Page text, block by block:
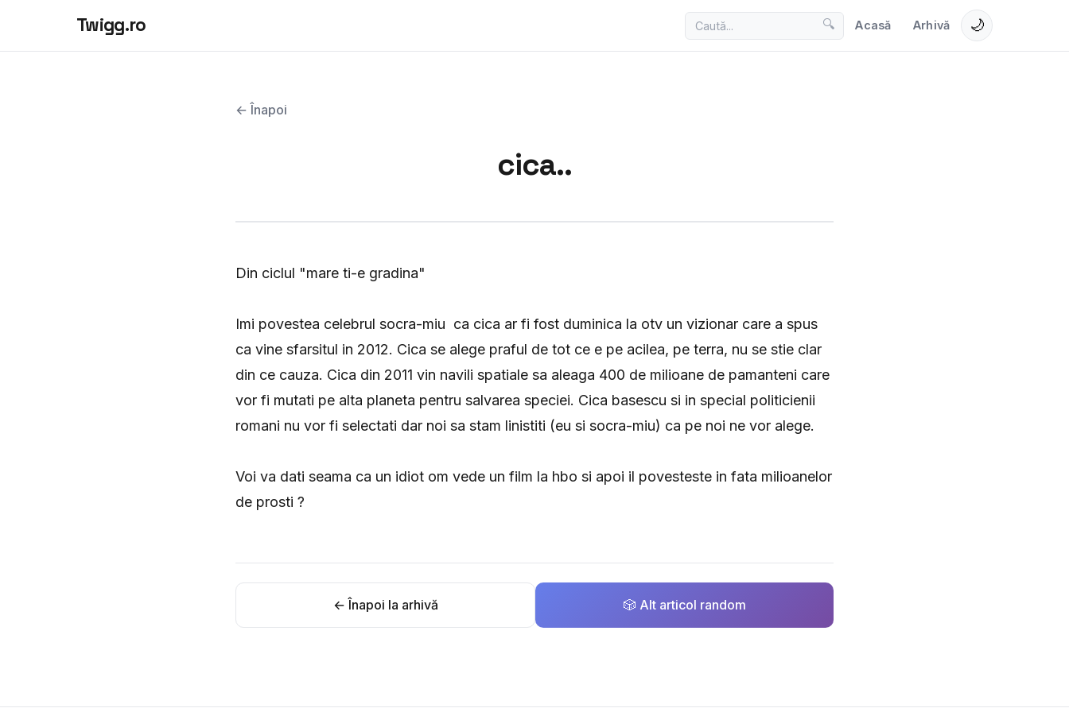
Twigg.ro 🔍 Acasă Arhivă 🌙
← Înapoi
cica..
Din ciclul "mare ti-e gradina"
Imi povestea celebrul socra-miu ca cica ar fi fost duminica la otv un vizionar care a spus
ca vine sfarsitul in 2012. Cica se alege praful de tot ce e pe acilea, pe terra, nu se stie clar
din ce cauza. Cica din 2011 vin navili spatiale sa aleaga 400 de milioane de pamanteni care
vor fi mutati pe alta planeta pentru salvarea speciei. Cica basescu si in special politicienii
romani nu vor fi selectati dar noi sa stam linistiti (eu si socra-miu) ca pe noi ne vor alege.
Voi va dati seama ca un idiot om vede un film la hbo si apoi il povesteste in fata milioanelor
de prosti ?
← Înapoi la arhivă 🎲 Alt articol random